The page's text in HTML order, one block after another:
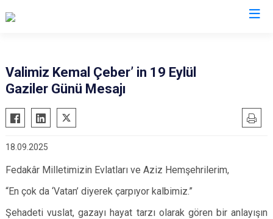
Valimiz Kemal Çeber’ in 19 Eylül
Gaziler Günü Mesajı
18.09.2025
Fedakâr Milletimizin Evlatları ve Aziz Hemşehrilerim,
“En çok da ‘Vatan’ diyerek çarpıyor kalbimiz.”
Şehadeti vuslat, gazayı hayat tarzı olarak gören bir anlayışın